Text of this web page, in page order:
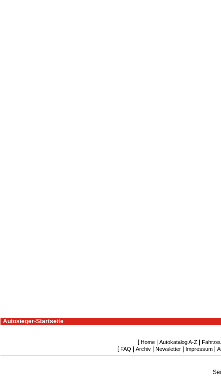
Autosieger-Startseite
[ Home| Autokatalog A-Z|
[ FAQ Archiv Newsletter Impressum